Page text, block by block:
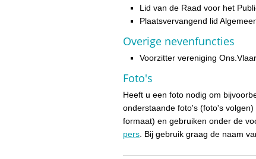
Lid van de Raad voor het
Plaatsvervangend lid
Overige nevenfuncties
Voorzitter vereniging
Foto's
Heeft u een foto nodig om
onderstaande foto's (foto's
formaat) en gebruiken onder de
pers . Bij gebruik graag de naam